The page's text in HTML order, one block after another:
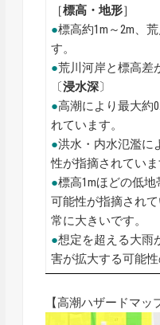
［標高・地形］
●標高約1m～2m、
す。
●荒川河岸と標高差
〔浸水深〕
●高潮により最大約
れています。
●洪水・内水氾濫に
性が指摘されていま
●標高1mほどの低
可能性が指摘され
常に大きいです。
●想定を超える大雨
害が拡大する可能性
【高潮ハザードマッ